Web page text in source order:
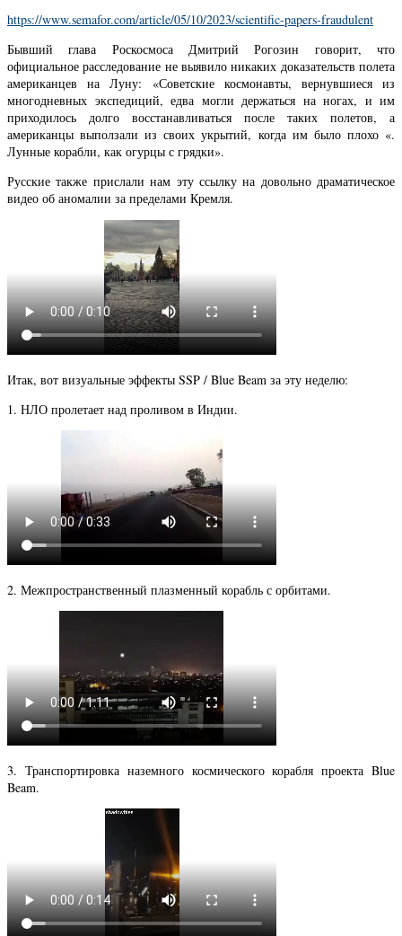
https://www.semafor.com/article/05/10/2023/scientific-papers-fraudulent
Бывший глава Роскосмоса Дмитрий Рогозин говорит, что
официальное расследование не выявило никаких доказательств полета
американцев на Луну: «Советские космонавты, вернувшиеся из
многодневных экспедиций, едва могли держаться на ногах, и им
приходилось долго восстанавливаться после таких полетов, а
американцы выползали из своих укрытий, когда им было плохо «.
Лунные корабли, как огурцы с грядки».
Русские также прислали нам эту ссылку на довольно драматическое
видео об аномалии за пределами Кремля.
Итак, вот визуальные эффекты SSP / Blue Beam за эту неделю:
1. НЛО пролетает над проливом в Индии.
2. Межпространственный плазменный корабль с орбитами.
3. Транспортировка наземного космического корабля проекта Blue
Beam.